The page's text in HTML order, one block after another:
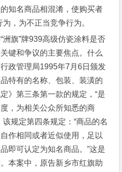
知名商品相混淆，使购买者
，为不正当竞争行为。
旗”牌939高级仿瓷涂料是否
键和争议的主要焦点。什么
政管理局1995年7月6日颁发
特有的名称、包装、装潢的
》第三条第一款的规定，“是
，为相关公众所知悉的商
规定第四条规定：“商品的名
作相同或者近似使用，足以
即可认定为知名商品。”这是
本案中，原告新乡市红旗助